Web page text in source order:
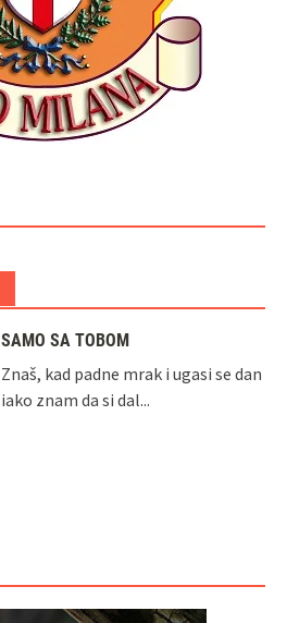
SAMO SA TOBOM
Znaš, kad padne mrak i ugasi se dan
iako znam da si dal...